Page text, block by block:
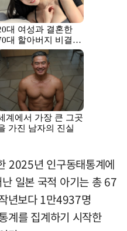
2025년 인구동태통계에
일본 국적 아기는 총 67
년보다 1만4937명
계를 집계하기 시작한